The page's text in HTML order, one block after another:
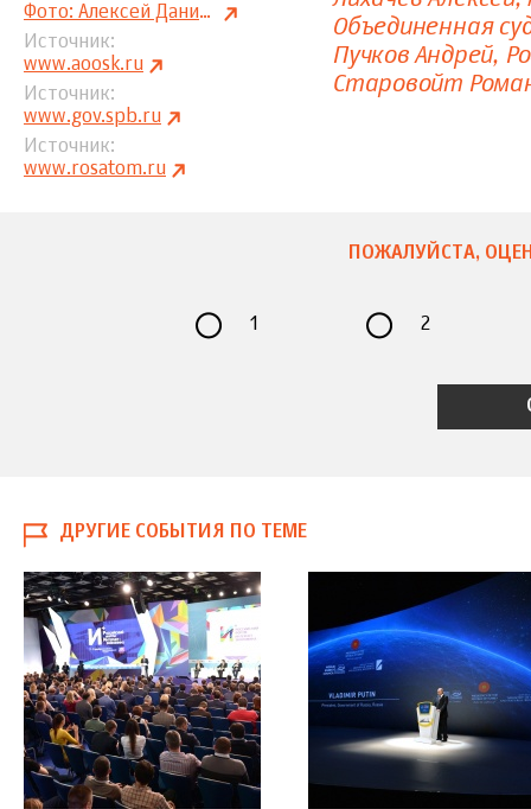
Фото: Алексей Даничев, РИА «Новости»
Источник
www.aoosk.ru
Источник
www.gov.spb.ru
Источник
www.rosatom.ru
Объединенная
Пучков Андрей
Старовойт
ПОЖАЛУЙСТА,
1 2
ДРУГИЕ СОБЫТИЯ ПО ТЕМЕ